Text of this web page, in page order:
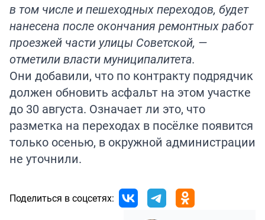
в том числе и пешеходных переходов, будет
нанесена после окончания ремонтных работ
проезжей части улицы Советской, —
отметили власти муниципалитета.
Они добавили, что по контракту подрядчик
должен обновить асфальт на этом участке
до 30 августа. Означает ли это, что
разметка на переходах в посёлке появится
только осенью, в окружной администрации
не уточнили.
Поделиться в соцсетях: